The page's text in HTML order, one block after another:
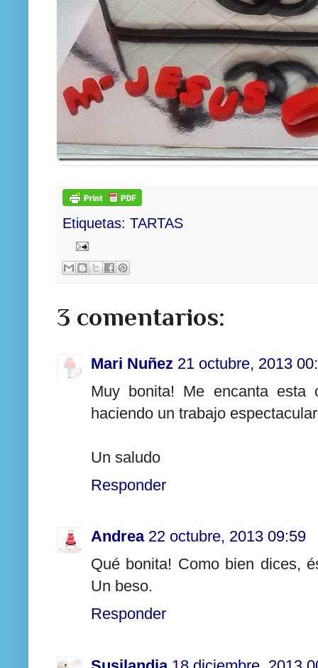
Etiquetas: TARTAS
3 comentarios:
Mari Nuñez 21 octubre, 2013
Muy bonita! Me encanta esta
haciendo un trabajo
Un saludo
Responder
Andrea 22 octubre, 2013 09:59
Qué bonita! Como bien dices,
Un beso.
Responder